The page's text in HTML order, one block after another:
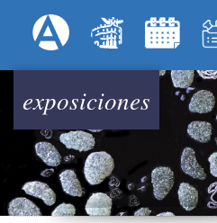
al
Menú
exposiciones